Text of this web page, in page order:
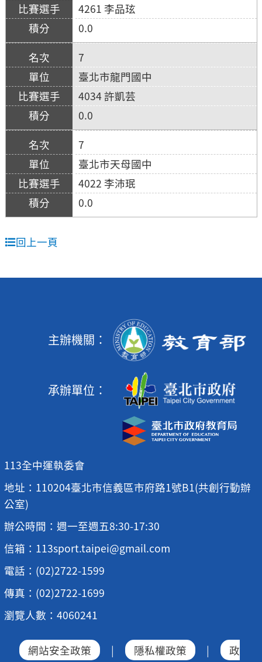
4261 李品玹
0.0
7
臺北市龍門國中
4034 許凱芸
0.0
7
臺北市天母國中
4022 李沛珉
0.0
回上一頁
主辦機關：
承辦單位：
113全中運執委會
地址：110204臺北市信義區市府路1號B1(共創行動辦
公室)
辦公時間：週一至週五8:30-17:30
信箱：113sport.taipei@gmail.com
電話：(02)2722-1599
傳真：(02)2722-1699
瀏覽人數：4060241
網站安全政策 | 隱私權政策 | 政